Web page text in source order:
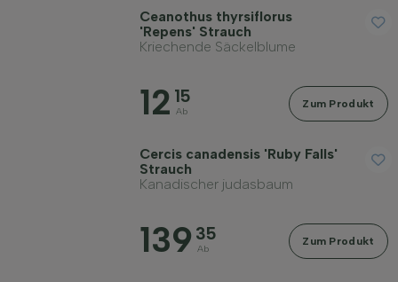
Ceanothus thyrsiflorus
'Repens' Strauch
Kriechende Säckelblume
12 15
Ab
Zum Produkt
Cercis canadensis 'Ruby Falls'
Strauch
Kanadischer judasbaum
139 35
Ab
Zum Produkt